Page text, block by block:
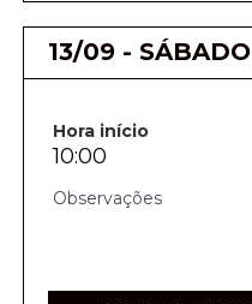
13/09 - SÁBADO
Hora início
10:00